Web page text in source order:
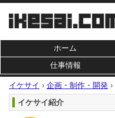
ホーム
仕事情報
イケサイ › 企画・制作・開発 ›
イケサイ紹介